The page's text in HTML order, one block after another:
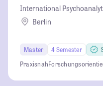
International
Berlin
Master 4 Semester
Praxisnah